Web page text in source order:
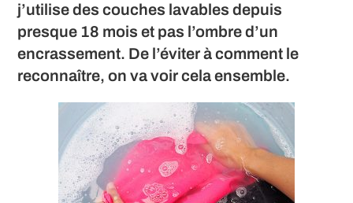
j’utilise des couches lavables depuis
presque 18 mois et pas l’ombre d’un
encrassement. De l’éviter à comment le
reconnaître, on va voir cela ensemble.